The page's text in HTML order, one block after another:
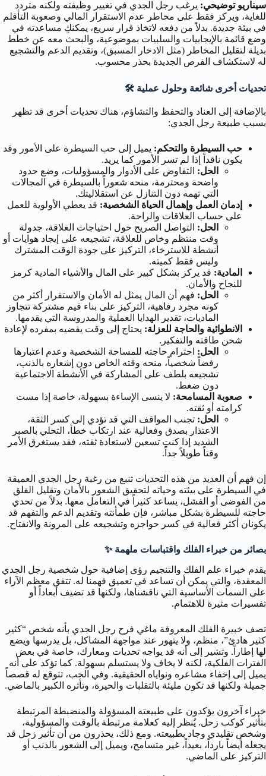
سيناريو توضيحي: يرغب رجل الجدي في تغيير وظيفته ولكنه متردد
للغاية، ويركز فقط على مخاطر عدم الاستقرار المالي وصعوبة التأقلم
في بيئة جديدة. بدلاً من دفعه لاتخاذ قرار سريع، يمكنكِ مساعدته في
وضع قائمة بالإيجابيات والسلبيات بموضوعية، والبحث معه عن خطط
بديلة لتقليل المخاطر (مثل الادخار المسبق)، وتقديم الدعم والتشجيع
له لاستكشاف الفرص الجديدة بحذر محسوب.
تحديات أخرى شائعة وحلول عملية 🛠️
بالإضافة إلى العناد والتحفظ والتشاؤم، هناك تحديات أخرى قد تظهر
بسبب طبيعة رجل الجدي:
حب السيطرة والتحكم: يميل إلى حب السيطرة على الأمور وقد
يكون ناقداً إذا لم تسر الأمور كما يريد.
الحل: التفاوض على الأدوار والمسؤوليات، وضع حدود
واضحة ومحترمة، منحه شعوراً بالسيطرة في المجالات
التي تهمه دون التنازل عن استقلاليتك.
إدمان العمل وإهمال الحياة الشخصية: قد يعطي الأولوية للعمل
على حساب العلاقات والراحة.
الحل: التواصل الصريح حول احتياجات العلاقة، جدولة
وقت منتظم وخاص للعلاقة، تشجيعه على إيجاد هوايات أو
أنشطة للاسترخاء، التركيز على جودة الوقت المشترك
وليس فقط كميته.
المادية: قد يركز بشكل كبير على المال والأشياء المادية كرمز
للنجاح والأمان.
الحل: فهم أن المال يمثل له الأمان والاستقرار أكثر من
كونه مجرد رفاهية، التركيز على بناء قيم مشتركة تتجاوز
الماديات، تقدير الهدايا العملية والمدروسة التي يقدمها.
الانطوائية والحاجة للعزلة: يحتاج إلى وقت يقضيه بمفرده لإعادة
شحن طاقته والتفكير.
الحل: احترام حاجته للمساحة الشخصية وعدم اعتبارها
رفضاً شخصياً، منحه وقته الخاص دون إشعاره بالذنب،
تشجيعه بلطف على المشاركة في الأنشطة الاجتماعية
دون ضغط.
صعوبة المسامحة: لا ينسى الإساءة بسهولة، خاصة إذا مست
كرامته أو ثقته.
الحل: تجنب المواقف التي قد تؤدي إلى كسر الثقة،
الاعتذار بصدق وفعالية عند ارتكاب خطأ، التحلي بالصبر
الشديد إذا كنتِ تسعين لاستعادة ثقته، فقد يستغرق الأمر
وقتاً طويلاً جداً.
إن فهم أن العديد من هذه التحديات تنبع من رغبة رجل الجدي العميقة
في السيطرة على بيئته وحياته لتحقيق الشعور بالأمان وتقليل القلق
من الفوضى أو الفشل، يساعد كثيراً في التعامل معها. بدلاً من تحدي
حاجته للسيطرة بشكل مباشر، فإن طمأنته وتقديم الدعم والتفهم قد
يكونان أكثر فعالية في كسر حواجزه وتشجيعه على المرونة والانفتاح.
بصائر من خبراء الفلك واقتباسات ملهمة ✨
يقدم خبراء علم الفلك والتنجيم رؤى إضافية حول شخصية رجل الجدي
المعقدة، والتي يمكن أن تساعد في تعميق فهمنا له. تتفق معظم الآراء
على السمات الأساسية التي ناقشناها، ولكنها قد تضيف أبعاداً أو
تفسيرات مثيرة للاهتمام.
تصف خبيرة الفلك المعروفة ماغي فرح رجل الجدي بأنه شخص “كثير
كثير هادئ”، منظم، ولا يتهور عند مواجهة المشاكل، بل يدرسها ويضع
لها إطاراً. وتشير إلى أنه قد يواجه تحديات ومعارك، خاصة في بعض
الفترات الفلكية، لكنه لا يخاف ولا يستسلم بسهولة. كما تؤكد على أنه
يميل إلى إخفاء مشاعره ونواياه الحقيقية. وفي الحب، تتوقع له قصصاً
جميلة ولكنها قد تكون مليئة بالتقلبات والحيرة، وتأثره الكبير بالماضي.
خبراء آخرون يؤكدون على طبيعته المسؤولة والمنضبطة المرتبطة
بتأثير كوكب زحل. يُنظر إليه كعلامة مرتبطة بالوقت والمسؤولية،
وشخص تقليدي وجاد بطبيعته. ومع ذلك، يحذرون من أن تأثير زحل قد
يجعله أيضاً بارداً، بعيداً، غير متسامح، ويميل إلى الشعور بالذنب أو
التركيز على الماضي.